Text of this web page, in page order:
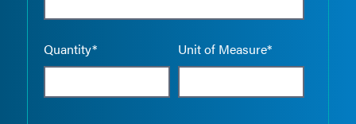
Quantity* Unit of Measure*